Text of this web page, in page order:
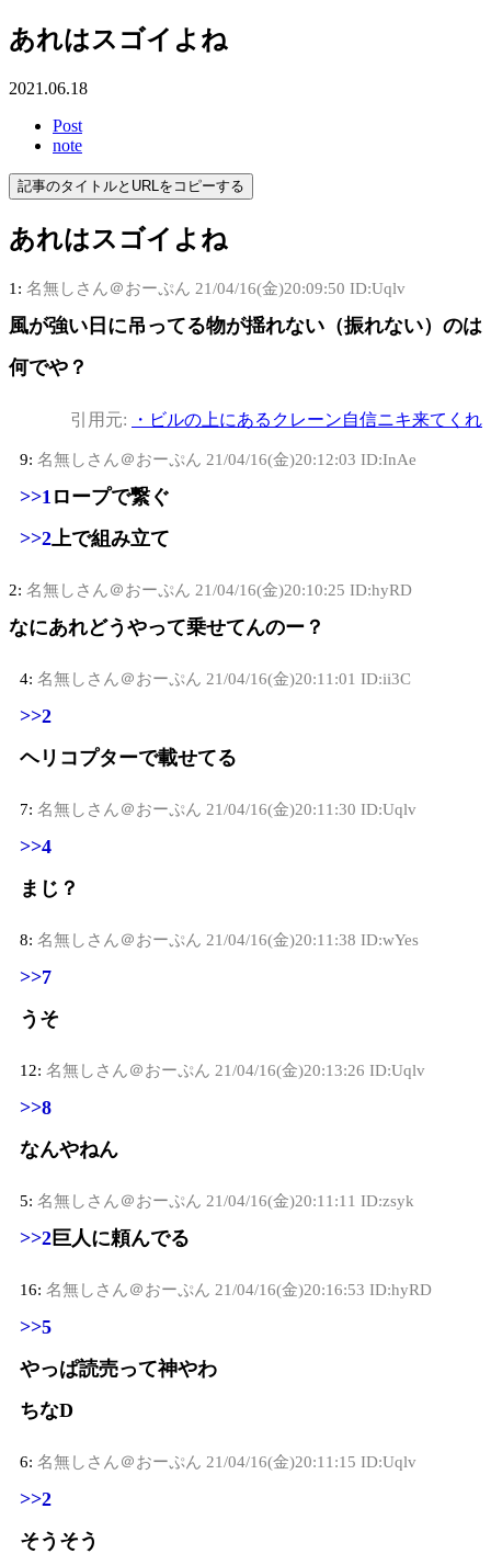
あれはスゴイよね
2021.06.18
Post
note
記事のタイトルとURLをコピーする
あれはスゴイよね
1: 名無しさん＠おーぷん 21/04/16(金)20:09:50 ID:Uqlv
風が強い日に吊ってる物が揺れない（振れない）のは
何でや？
引用元: ・ビルの上にあるクレーン自信ニキ来てくれ
9: 名無しさん＠おーぷん 21/04/16(金)20:12:03 ID:InAe
>>1 ロープで繋ぐ
>>2上で組み立て
2: 名無しさん＠おーぷん 21/04/16(金)20:10:25 ID:hyRD
なにあれどうやって乗せてんのー？
4: 名無しさん＠おーぷん 21/04/16(金)20:11:01 ID:ii3C
>>2
ヘリコプターで載せてる
7: 名無しさん＠おーぷん 21/04/16(金)20:11:30 ID:Uqlv
>>4
まじ？
8: 名無しさん＠おーぷん 21/04/16(金)20:11:38 ID:wYes
>>7
うそ
12: 名無しさん＠おーぷん 21/04/16(金)20:13:26 ID:Uqlv
>>8
なんやねん
5: 名無しさん＠おーぷん 21/04/16(金)20:11:11 ID:zsyk
>>2巨人に頼んでる
16: 名無しさん＠おーぷん 21/04/16(金)20:16:53 ID:hyRD
>>5
やっぱ読売って神やわ
ちなD
6: 名無しさん＠おーぷん 21/04/16(金)20:11:15 ID:Uqlv
>>2
そうそう